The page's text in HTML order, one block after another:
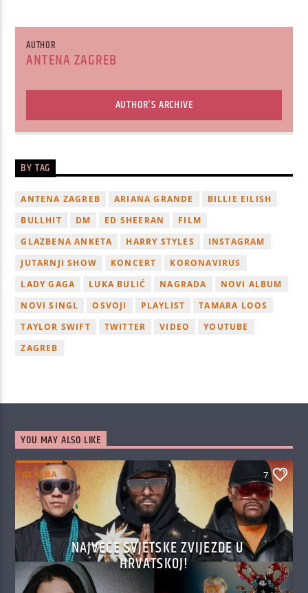
AUTHOR
ANTENA ZAGREB
AUTHOR'S ARCHIVE
BY TAG
ANTENA ZAGREB ARIANA GRANDE
BILLIE EILISH
BULLHIT
DM ED SHEERAN
FILM
GLAZBENA ANKETA
HARRY STYLES
INSTAGRAM
JUTARNJI SHOW
KONCERT
KORONAVIRUS
LADY GAGA
LUKA BULIĆ NAGRADA
NOVI ALBUM
NOVI SINGL
OSVOJI PLAYLIST
TAMARA LOOS
TAYLOR SWIFT
TWITTER VIDEO
YOUTUBE
ZAGREB
YOU MAY ALSO LIKE
GLAZBA 7
NAJVEĆE SVJETSKE ZVIJEZDE U
HRVATSKOJ!